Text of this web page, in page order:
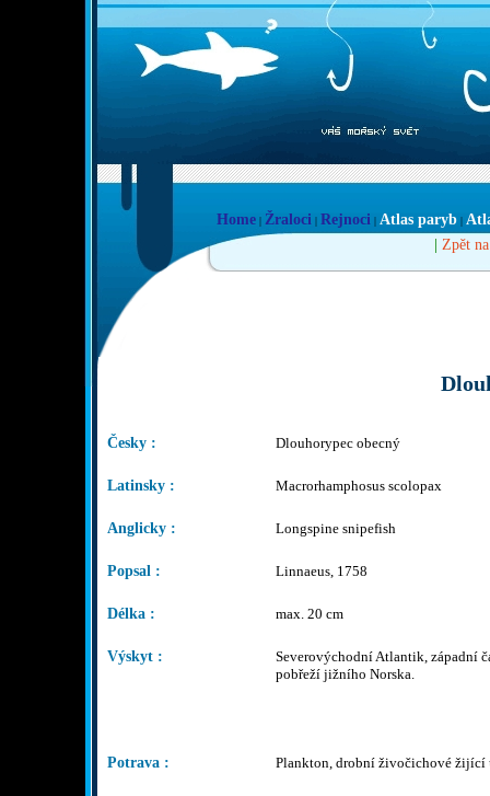
Home | Žraloci | Rejnoci | Atlas paryb |
| Zpět
Česky : Dlouhorypec obecný
Latinsky : Macrorhamphosus scolopax
Anglicky : Longspine snipefish
Popsal : Linnaeus, 1758
Délka : max. 20 cm
Výskyt :
Severovýchodní Atlantik, západní
pobřeží jižního Norska.
Potrava : Plankton, drobní živočichové žijící